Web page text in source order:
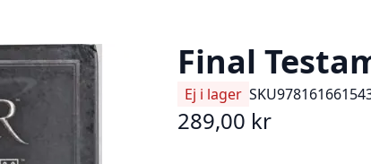
Final
Ej i lager SKU
289,00 kr